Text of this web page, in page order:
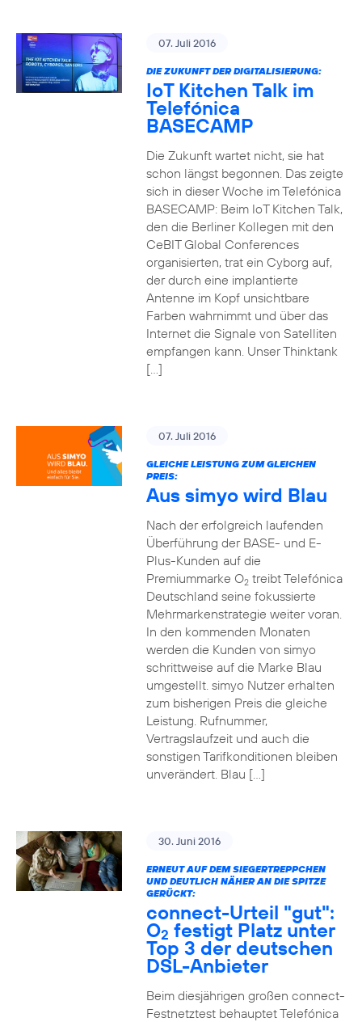
07. Juli 2016
DIE ZUKUNFT DER DIGITALISIERUNG:
IoT Kitchen Talk im
Telefónica
BASECAMP
Die Zukunft wartet nicht, sie hat
schon längst begonnen. Das zeigte
sich in dieser Woche im Telefónica
BASECAMP: Beim IoT Kitchen Talk,
den die Berliner Kollegen mit den
CeBIT Global Conferences
organisierten, trat ein Cyborg auf,
der durch eine implantierte
Antenne im Kopf unsichtbare
Farben wahrnimmt und über das
Internet die Signale von Satelliten
empfangen kann. Unser Thinktank
[…]
07. Juli 2016
GLEICHE LEISTUNG ZUM GLEICHEN
PREIS:
Aus simyo wird Blau
Nach der erfolgreich laufenden
Überführung der BASE- und E-
Plus-Kunden auf die
Premiummarke O2treibt Telefónica
Deutschland seine fokussierte
Mehrmarkenstrategie weiter voran.
In den kommenden Monaten
werden die Kunden von simyo
schrittweise auf die Marke Blau
umgestellt. simyo Nutzer erhalten
zum bisherigen Preis die gleiche
Leistung. Rufnummer,
Vertragslaufzeit und auch die
sonstigen Tarifkonditionen bleiben
unverändert. Blau […]
30. Juni 2016
ERNEUT AUF DEM SIEGERTREPPCHEN
UND DEUTLICH NÄHER AN DIE SPITZE
GERÜCKT:
connect-Urteil "gut":
O2 festigt Platz unter
Top 3 der deutschen
DSL-Anbieter
Beim diesjährigen großen connect-
Festnetztest behauptet Telefónica